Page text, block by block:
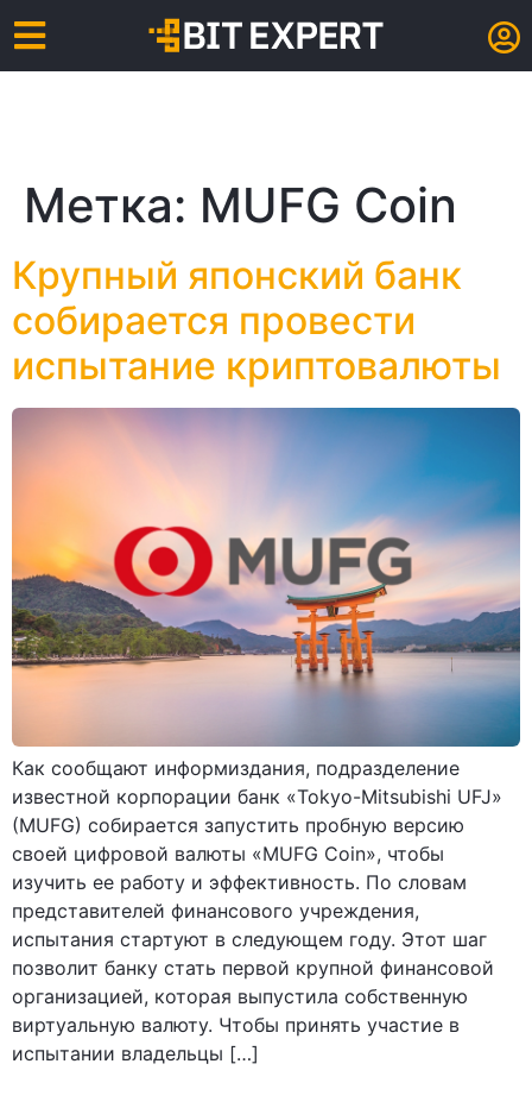
Метка: MUFG Coin
Крупный японский банк
собирается провести
испытание криптовалюты
Как сообщают информиздания, подразделение
известной корпорации банк «Tokyo-Mitsubishi UFJ»
(MUFG) собирается запустить пробную версию
своей цифровой валюты «MUFG Coin», чтобы
изучить ее работу и эффективность. По словам
представителей финансового учреждения,
испытания стартуют в следующем году. Этот шаг
позволит банку стать первой крупной финансовой
организацией, которая выпустила собственную
виртуальную валюту. Чтобы принять участие в
испытании владельцы […]